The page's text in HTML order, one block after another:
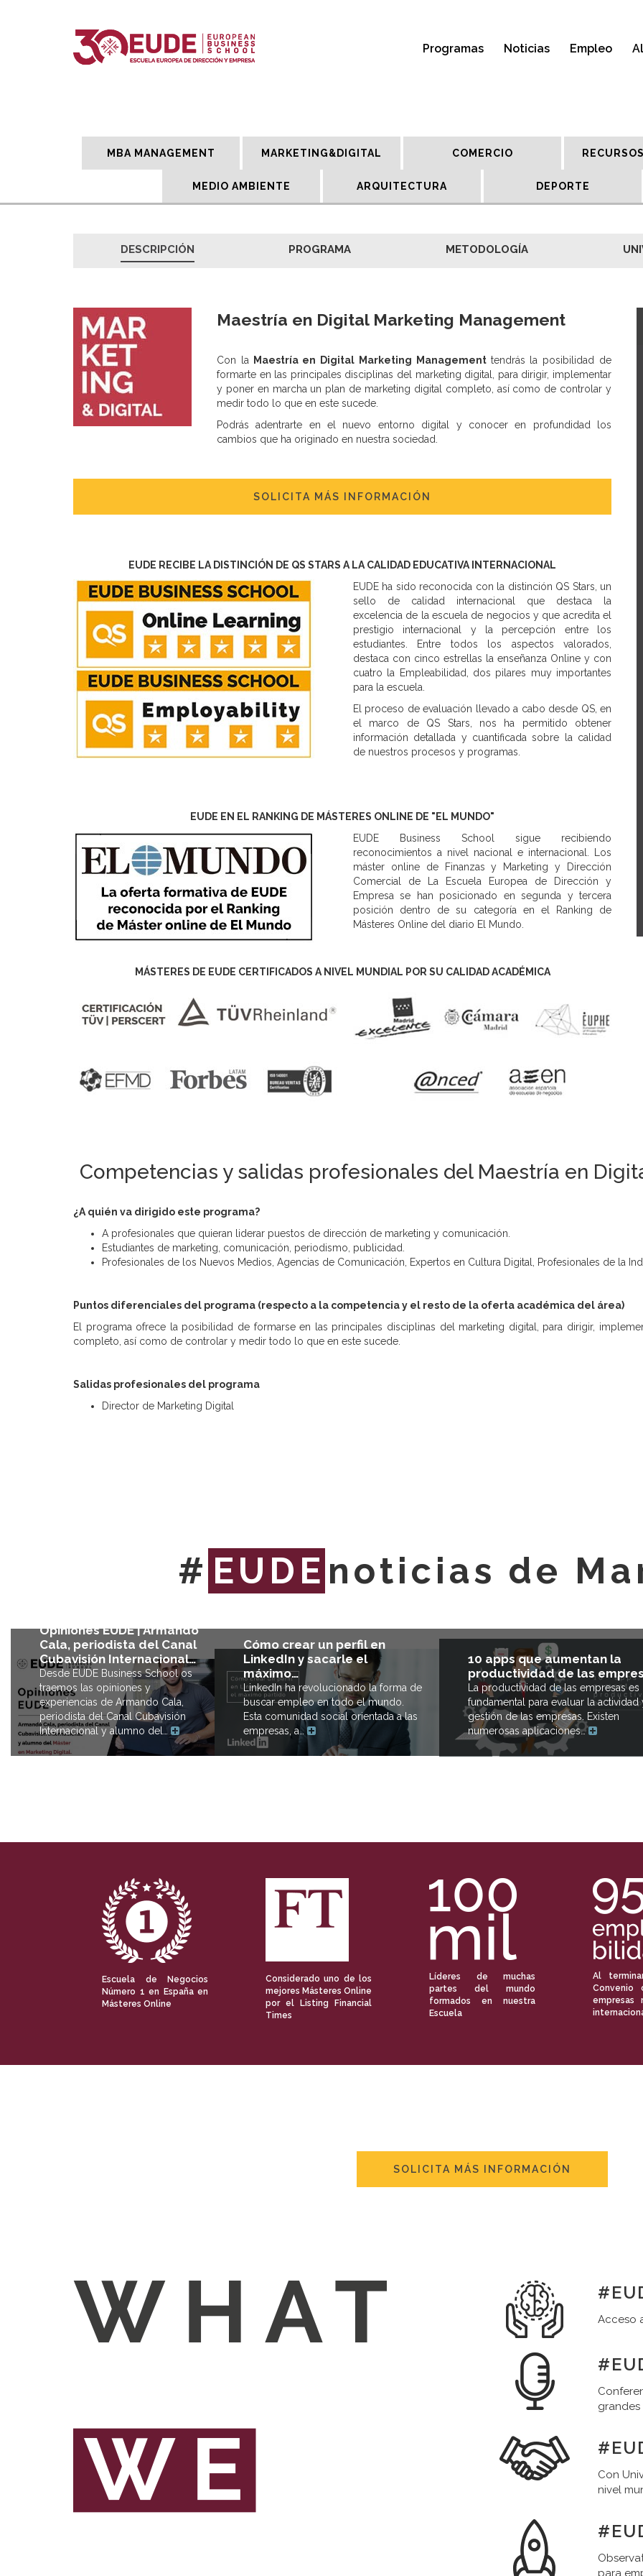
Programas Noticias Empleo
MBA MANAGEMENT MARKETING&DIGITAL COMERCIO
MEDIO AMBIENTE ARQUITECTURA DEPORTE
DESCRIPCIÓN PROGRAMA METODOLOGÍA
Maestría en Digital Marketing Management
Con la Maestría en Digital Marketing Management tendrás la posibilidad de
formarte en las principales disciplinas del marketing digital, para dirigir, implementar
y poner en marcha un plan de marketing digital completo, así como de controlar y
medir todo lo que en este sucede.
Podrás adentrarte en el nuevo entorno digital y conocer en profundidad los
cambios que ha originado en nuestra sociedad.
SOLICITA MÁS INFORMACIÓN
EUDE RECIBE LA DISTINCIÓN DE QS STARS A LA CALIDAD EDUCATIVA INTERNACIONAL
EUDE ha sido reconocida con la distinción QS Stars, un
sello de calidad internacional que destaca la
excelencia de la escuela de negocios y que acredita el
prestigio internacional y la percepción entre los
estudiantes. Entre todos los aspectos valorados,
destaca con cinco estrellas la enseñanza Online y con
cuatro la Empleabilidad, dos pilares muy importantes
para la escuela.
El proceso de evaluación llevado a cabo desde QS, en
el marco de QS Stars, nos ha permitido obtener
información detallada y cuantificada sobre la calidad
de nuestros procesos y programas.
EUDE EN EL RANKING DE MÁSTERES ONLINE DE "EL MUNDO"
EUDE Business School sigue recibiendo
reconocimientos a nivel nacional e internacional. Los
máster online de Finanzas y Marketing y Dirección
Comercial de La Escuela Europea de Dirección y
Empresa se han posicionado en segunda y tercera
posición dentro de su categoría en el Ranking de
Másteres Online del diario El Mundo.
MÁSTERES DE EUDE CERTIFICADOS A NIVEL MUNDIAL POR SU CALIDAD ACADÉMICA
Competencias y salidas profesionales del Maestría en
¿A quién va dirigido este programa?
A profesionales que quieran liderar puestos de dirección de marketing y comunicación.
Estudiantes de marketing, comunicación, periodismo, publicidad.
Profesionales de los Nuevos Medios, Agencias de Comunicación, Expertos en Cultura Digital, Profesionales de la
Puntos diferenciales del programa (respecto a la competencia y el resto de la oferta académica del área)
El programa ofrece la posibilidad de formarse en las principales disciplinas del marketing digital, para dirigir,
completo, así como de controlar y medir todo lo que en este sucede.
Salidas profesionales del programa
Director de Marketing Digital
# EUDE noticias de
Opiniones EUDE | Armando
Cala, periodista del Canal
Cubavisión Internacional…
Desde EUDE Business School os
traemos las opiniones y
experiencias de Armando Cala,
periodista del Canal Cubavisión
Internacional y alumno del…
Cómo crear un perfil en
LinkedIn y sacarle el
máximo…
LinkedIn ha revolucionado la forma de
buscar empleo en todo el mundo.
Esta comunidad social orientada a las
empresas, a…
10 apps que aumentan la
productividad de las
La productividad de las empresas es
fundamental para evaluar la actividad
gestión de las empresas. Existen
numerosas aplicaciones…
Escuela de Negocios
Número 1 en España en
Másteres Online
Considerado uno de los
mejores Másteres Online
por el Listing Financial
Times
Líderes de muchas
partes del mundo
formados en nuestra
Escuela
Al
Convenio
empresas
SOLICITA MÁS INFORMACIÓN
Acceso
grandes
Con
nivel
para